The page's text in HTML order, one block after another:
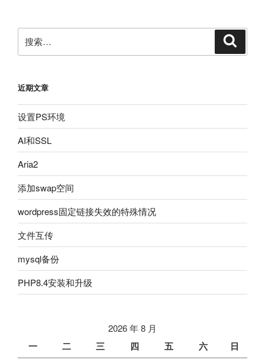
索：
近期文章
设置PS环境
AI和SSL
Aria2
添加swap空间
wordpress固定链接失效的特殊情况
文件互传
mysql备份
PHP8.4安装和升级
2026 年 8 月
一 二 三 四 五 六 日